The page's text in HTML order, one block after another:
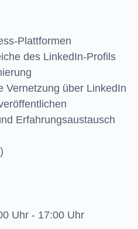
Plattformen
des LinkedIn-Profils
Vernetzung über LinkedIn
Erfahrungsaustausch
Uhr - 17:00 Uhr